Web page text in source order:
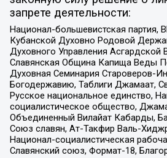
запрете деятельности:
Национал-большевистская партия,
Кубанской Духовно Родовой
Духовного Управления Асгардской
Славянская Община Капища Веды
Духовная Семинария Староверов-
Богодержавию, Таблиги Джамаат,
Русское национальное единство,
социалистическое общество,
Объединенный Вилайат Кабарды,
Союз славян, Ат-Такфир Валь-
Национал-социалистическая
Славянский союз, Формат-18,